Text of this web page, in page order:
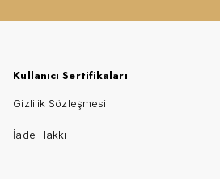
Kullanıcı Sertifikaları
Gizlilik Sözleşmesi
İade Hakkı